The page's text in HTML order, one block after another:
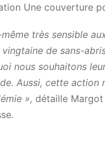
Une couverture
très sensible
de sans-
nous souhaitons
Aussi, cette action
», détaille